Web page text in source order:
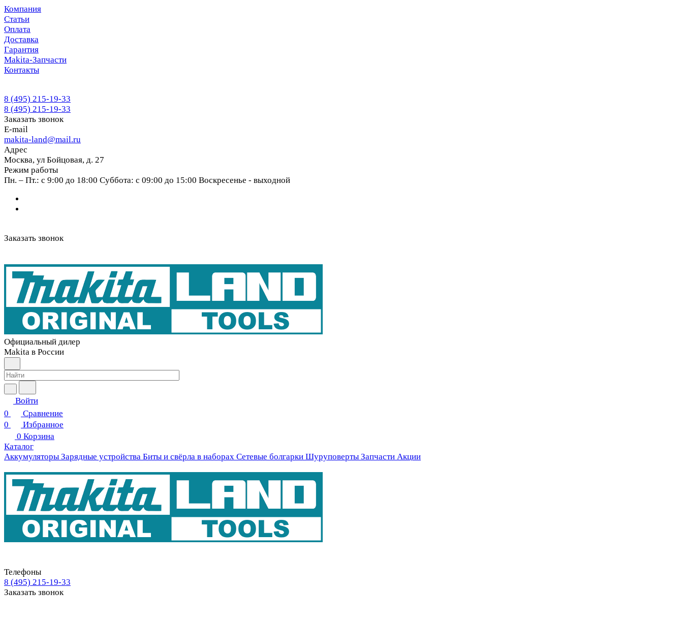
Компания
Статьи
Оплата
Доставка
Гарантия
Makita-Запчасти
Контакты
8 (495) 215-19-33
8 (495) 215-19-33
Заказать звонок
E-mail
makita-land@mail.ru
Адрес
Москва, ул Бойцовая, д. 27
Режим работы
Пн. – Пт.: с 9:00 до 18:00 Суббота: с 09:00 до 15:00 Воскресенье - выходной
Заказать звонок
Официальный дилер
Makita в России
Войти
0
Сравнение
0
Избранное
0 Корзина
Каталог
Аккумуляторы Зарядные устройства Биты и свёрла в наборах Сетевые болгарки Шуруповерты Запчасти Акции
Телефоны
8 (495) 215-19-33
Заказать звонок